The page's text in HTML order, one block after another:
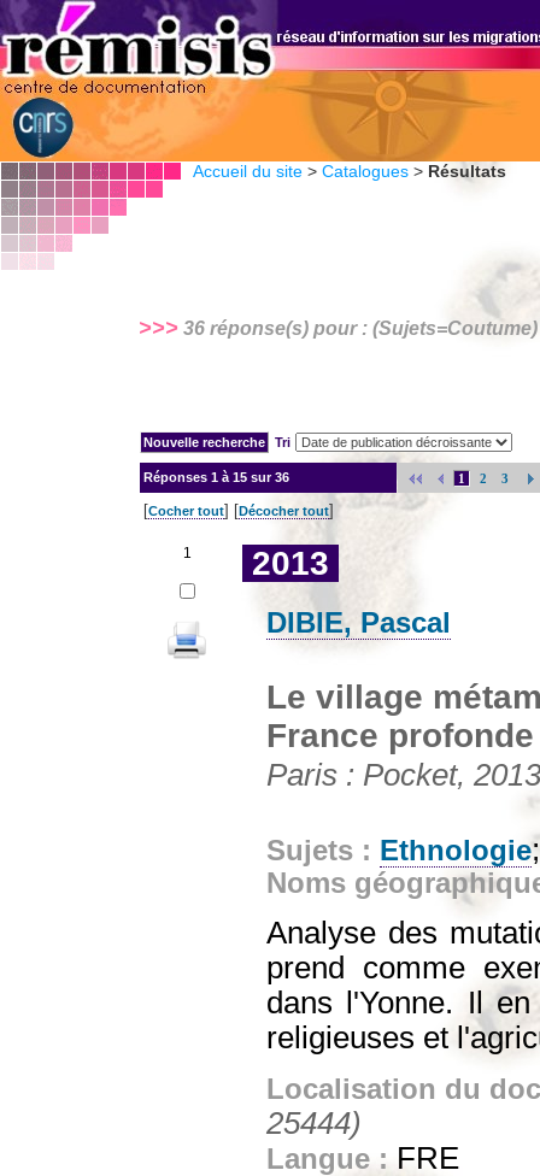
Accueil du site > Catalogues > Résultats
>>> 36 réponse(s) pour : (Sujets=Coutume)
Tri
Réponses 1 à 15 sur 36 1 2 3
[Cocher tout] [Décocher tout]
1 2013
DIBIE, Pascal
Le village
France profonde
Paris : Pocket,
Sujets : Ethnologie
Noms
Analyse des
prend comme
dans l'Yonne. Il
religieuses et
Localisation du
25444)
Langue : FRE